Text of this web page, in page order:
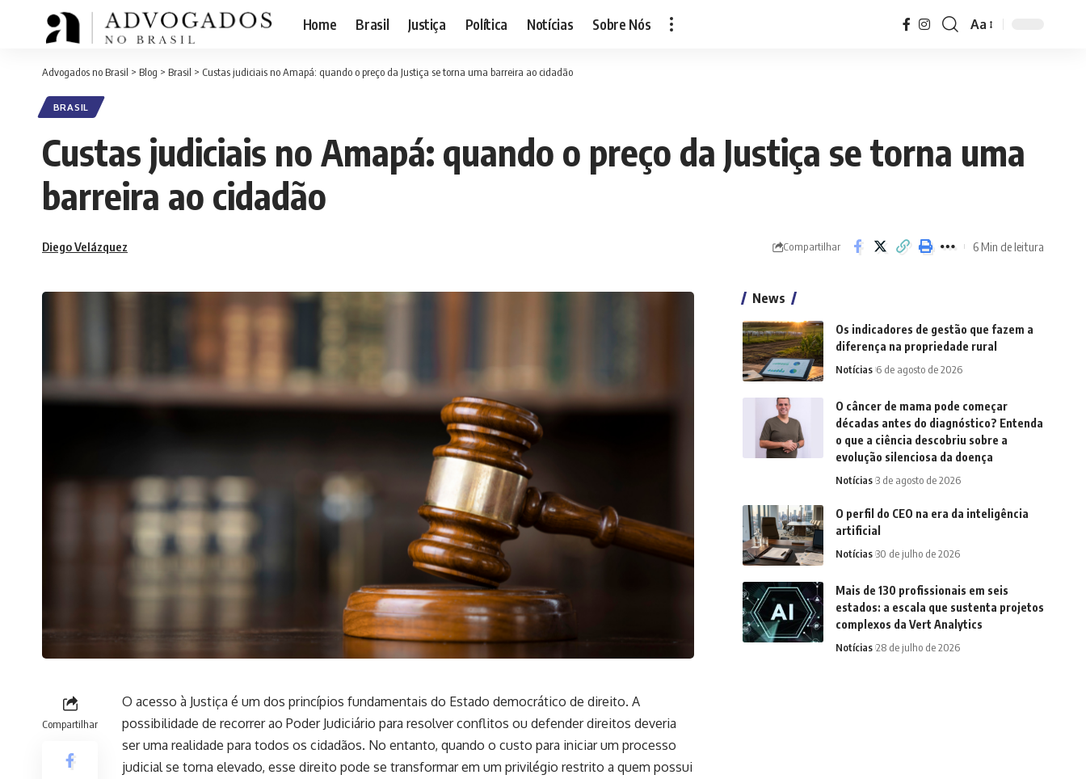
Home Brasil Justiça Política Notícias Sobre Nós
Font
Aa
Advogados no Brasil > Blog > Brasil > Custas judiciais no Amapá: quando o preço da Justiça se torna uma barreira ao cidadão
BRASIL
Custas judiciais no Amapá: quando o preço da Justiça se torna uma
barreira ao cidadão
Diego Velázquez Compartilhar 6 Min de leitura
Compartilhar
O acesso à Justiça é um dos princípios fundamentais do Estado democrático de direito. A
possibilidade de recorrer ao Poder Judiciário para resolver conflitos ou defender direitos deveria
ser uma realidade para todos os cidadãos. No entanto, quando o custo para iniciar um processo
judicial se torna elevado, esse direito pode se transformar em um privilégio restrito a quem possui
News
Os indicadores de gestão que fazem a
diferença na propriedade rural
Notícias 6 de agosto de 2026
O câncer de mama pode começar
décadas antes do diagnóstico? Entenda
o que a ciência descobriu sobre a
evolução silenciosa da doença
Notícias 3 de agosto de 2026
O perfil do CEO na era da inteligência
artificial
Notícias 30 de julho de 2026
Mais de 130 profissionais em seis
estados: a escala que sustenta projetos
complexos da Vert Analytics
Notícias 28 de julho de 2026